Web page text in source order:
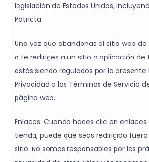
legislación de Estados Unidos,
Patriota.
Una vez que abandonas el sitio web
o te rediriges a un sitio o aplicación de
estás siendo regulados por la presente
Privacidad o los Términos de Servicio
página web.
Enlaces: Cuando haces clic en
tienda, puede que seas redirigido
sitio. No somos responsables por las